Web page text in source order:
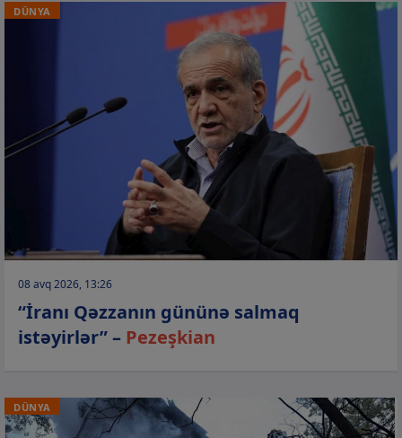
DÜNYA
08 avq 2026, 13:26
“İranı Qəzzanın gününə salmaq
istəyirlər” – Pezeşkian
DÜNYA